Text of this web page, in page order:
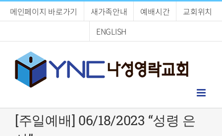
메인페이지 바로가기 새가족안내 예배시간
교회위치
ENGLISH
[주일예배] 06/18/2023 “성령 은